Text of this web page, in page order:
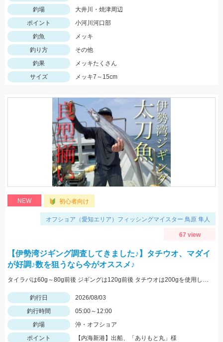
釣場
大井川・焼津周辺
ポイント
小河川河口部
釣魚
メッキ
釣り方
その他
釣果
メッキたくさん
サイズ
メッキ7～15cm
NEW 初心者向け
オフショア（愛知エリア）フィッシングマイスター 鳥原 隼人
67 view
【伊勢湾ジギング調査してきました♪】タチウオ、マダイ
が好調♪数を狙うなら今がオススメ♪
タイラバは60g～80g前後 ジギングは120g前後 タチウオは200gを使用しました
釣行日
2026/08/03
釣行時間
05:00～12:00
釣場
沖・オフショア
ポイント
【内海新港】出船、「ありもと丸」様